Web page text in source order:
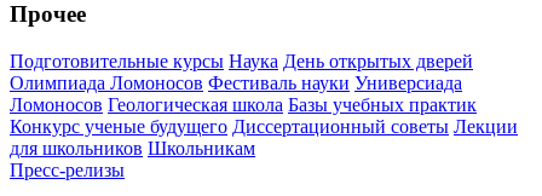
Прочее
Подготовительные курсы Наука День открытых дверей
Олимпиада Ломоносов Фестиваль науки Универсиада
Ломоносов Геологическая школа Базы учебных практик
Конкурс ученые будущего Диссертационный советы Лекции
для школьников Школьникам
Пресс-релизы